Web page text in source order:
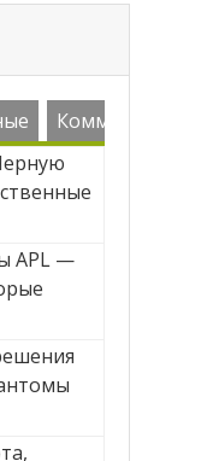
Комменарии
APL —